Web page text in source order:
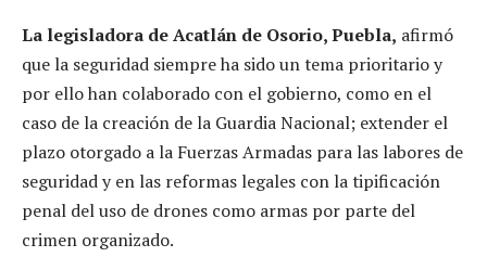
La legisladora de Acatlán de Osorio, Puebla, afirmó
que la seguridad siempre ha sido un tema prioritario y
por ello han colaborado con el gobierno, como en el
caso de la creación de la Guardia Nacional; extender el
plazo otorgado a la Fuerzas Armadas para las labores de
seguridad y en las reformas legales con la tipificación
penal del uso de drones como armas por parte del
crimen organizado.